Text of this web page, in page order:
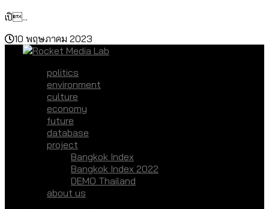
เปิ...
10 พฤษภาคม 2023
politics
environment
culture
economy
future
database
project
Bangkok Index
Bangkok Index 2022
DEMO Thailand
about us